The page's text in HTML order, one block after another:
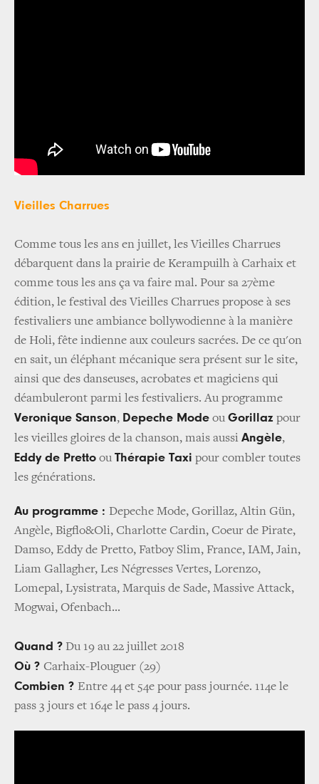
Vieilles Charrues
Comme tous les ans en juillet, les Vieilles Charrues
débarquent dans la prairie de Kerampuilh à Carhaix et
comme tous les ans ça va faire mal. Pour sa 27ème
édition, le festival des Vieilles Charrues propose à ses
festivaliers une ambiance bollywodienne à la manière
de Holi, fête indienne aux couleurs sacrées. De ce qu'on
en sait, un éléphant mécanique sera présent sur le site,
ainsi que des danseuses, acrobates et magiciens qui
déambuleront parmi les festivaliers. Au programme
Veronique Sanson, Depeche Mode ou Gorillaz pour
les vieilles gloires de la chanson, mais aussi Angèle,
Eddy de Pretto ou Thérapie Taxi pour combler toutes
les générations.
Au programme : Depeche Mode, Gorillaz, Altin Gün,
Angèle, Bigflo&Oli, Charlotte Cardin, Coeur de Pirate,
Damso, Eddy de Pretto, Fatboy Slim, France, IAM, Jain,
Liam Gallagher, Les Négresses Vertes, Lorenzo,
Lomepal, Lysistrata, Marquis de Sade, Massive Attack,
Mogwai, Ofenbach...
Quand ? Du 19 au 22 juillet 2018
Où ? Carhaix-Plouguer (29)
Combien ? Entre 44 et 54e pour pass journée. 114e le
pass 3 jours et 164e le pass 4 jours.